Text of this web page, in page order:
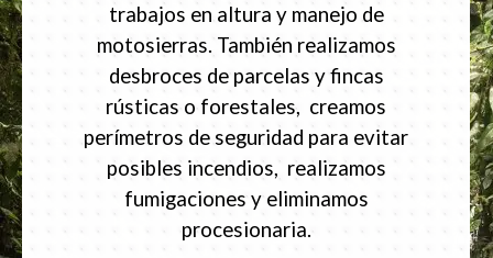
trabajos en altura y manejo de
motosierras. También realizamos
desbroces de parcelas y fincas
rústicas o forestales, creamos
perímetros de seguridad para evitar
posibles incendios, realizamos
fumigaciones y eliminamos
procesionaria.